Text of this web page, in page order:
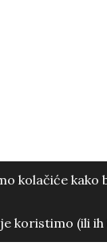
kolačiće kako
koristimo (ili